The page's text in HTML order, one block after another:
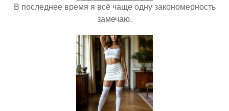
В последнее время я всё чаще одну закономерность
замечаю.